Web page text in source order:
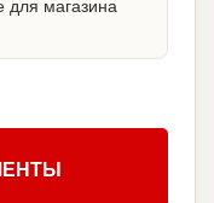
для магазина